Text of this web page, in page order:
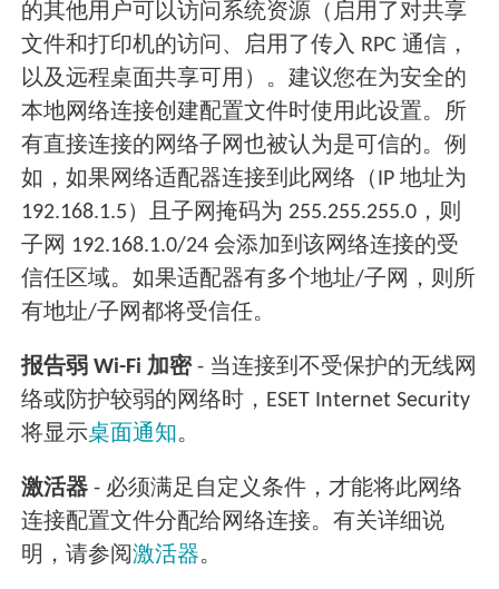
的其他用户可以访问系统资源（启用了对共享
文件和打印机的访问、启用了传入 RPC 通信，
以及远程桌面共享可用）。建议您在为安全的
本地网络连接创建配置文件时使用此设置。所
有直接连接的网络子网也被认为是可信的。例
如，如果网络适配器连接到此网络（IP 地址为
192.168.1.5）且子网掩码为 255.255.255.0，则
子网 192.168.1.0/24 会添加到该网络连接的受
信任区域。如果适配器有多个地址/子网，则所
有地址/子网都将受信任。
报告弱 Wi-Fi 加密- 当连接到不受保护的无线网
络或防护较弱的网络时，ESET Internet Security
将显示桌面通知 。
激活器 - 必须满足自定义条件，才能将此网络
连接配置文件分配给网络连接。有关详细说
明，请参阅激活器。